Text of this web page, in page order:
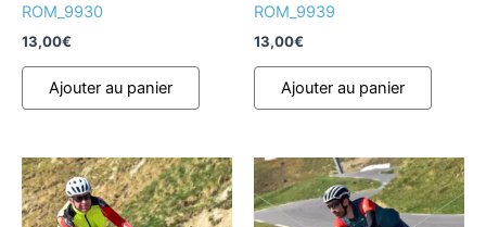
ROM_9930
13,00€
Ajouter au panier
ROM_9939
13,00€
Ajouter au panier